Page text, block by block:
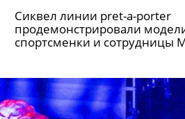
Сиквел линии pret-a-porter
продемонстрировали
спортсменки и сотрудницы